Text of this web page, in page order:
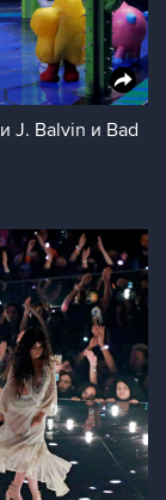
J. Balvin и Bad